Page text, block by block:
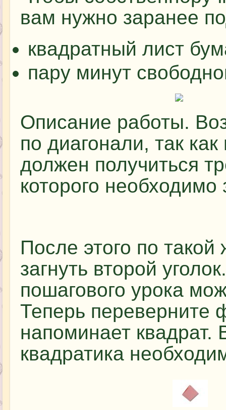
вам нужно заранее
квадратный лист
пару минут
Описание работы.
по диагонали, так
должен получиться
которого необходимо
После этого по
загнуть второй
пошагового урока
Теперь переверните
напоминает квадрат.
квадратика